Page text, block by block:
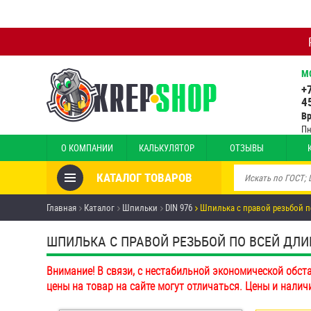
О КОМПАНИИ КАЛЬКУЛЯТОР ОТЗЫВЫ
КАТАЛОГ ТОВАРОВ
Товары со скидкой
Анкеры
Антивандальный крепёж,
инструмент
Болты и винты
Главная Каталог Шпильки DIN 976 Шпилька с правой резьбой
ШПИЛЬКА С ПРАВОЙ РЕЗЬБОЙ ПО ВСЕЙ
Внимание! В связи, с нестабильной экономической
цены на товар на сайте могут отличаться. Цены и